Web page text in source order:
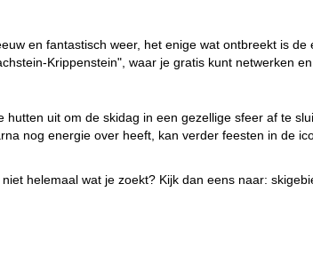
en fantastisch weer, het enige wat ontbreekt is
Krippenstein", waar je gratis kunt netwerken
hutten uit om de skidag in een gezellige sfeer af te
nog energie over heeft, kan verder feesten in de
helemaal wat je zoekt? Kijk dan eens naar: